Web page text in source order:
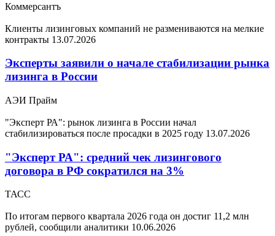
Коммерсантъ
Клиенты лизинговых компаний не размениваются на мелкие
контракты 13.07.2026
Эксперты заявили о начале стабилизации рынка
лизинга в России
АЭИ Прайм
"Эксперт РА": рынок лизинга в России начал
стабилизироваться после просадки в 2025 году 13.07.2026
"Эксперт РА": средний чек лизингового
договора в РФ сократился на 3%
ТАСС
По итогам первого квартала 2026 года он достиг 11,2 млн
рублей, сообщили аналитики 10.06.2026